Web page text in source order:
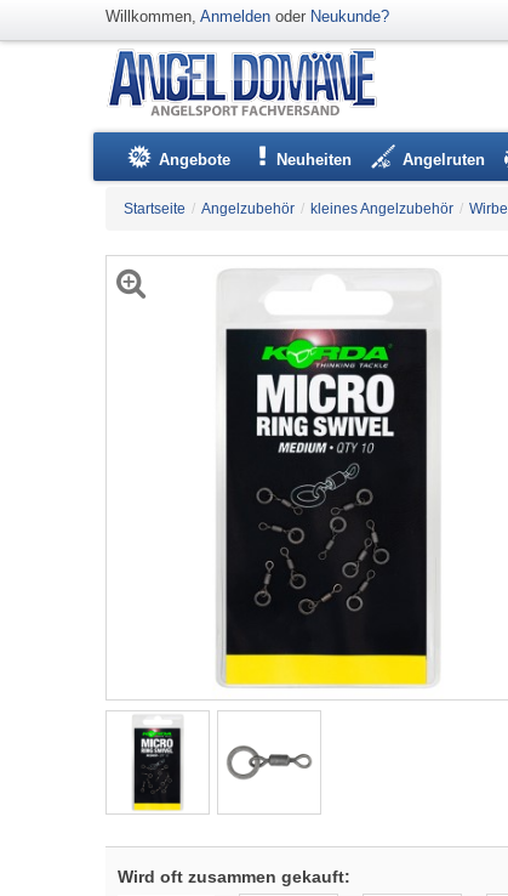
Willkommen, Anmelden oder Neukunde?
Angebote Neuheiten Angelruten
Startseite / Angelzubehör / kleines Angelzubehör / Wirbel
Wird oft zusammen gekauft: